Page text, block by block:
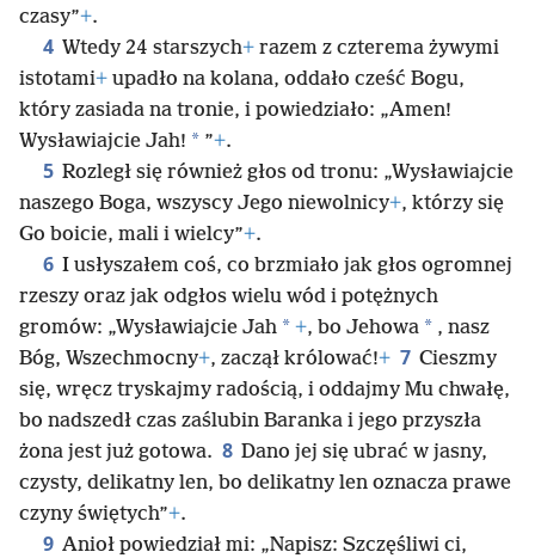
czasy”+.
4 Wtedy 24 starszych+ razem z czterema żywymi
istotami+ upadło na kolana, oddało cześć Bogu,
który zasiada na tronie, i powiedziało: „Amen!
Wysławiajcie Jah! * ”+.
5 Rozległ się również głos od tronu: „Wysławiajcie
naszego Boga, wszyscy Jego niewolnicy+, którzy się
Go boicie, mali i wielcy”+.
6 I usłyszałem coś, co brzmiało jak głos ogromnej
rzeszy oraz jak odgłos wielu wód i potężnych
gromów: „Wysławiajcie Jah * +, bo Jehowa * , nasz
Bóg, Wszechmocny+, zaczął królować!+ 7 Cieszmy
się, wręcz tryskajmy radością, i oddajmy Mu chwałę,
bo nadszedł czas zaślubin Baranka i jego przyszła
żona jest już gotowa. 8 Dano jej się ubrać w jasny,
czysty, delikatny len, bo delikatny len oznacza prawe
czyny świętych”+.
9 Anioł powiedział mi: „Napisz: Szczęśliwi ci,